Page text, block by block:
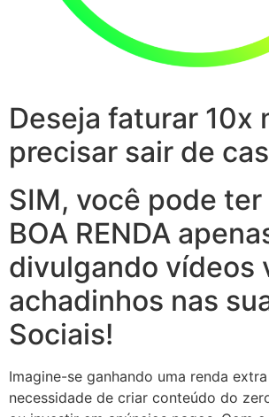
Deseja faturar 10x
precisar sair de
SIM, você pode ter
BOA RENDA
divulgando vídeos
achadinhos nas
Sociais!
Imagine-se ganhando uma renda
necessidade de criar conteúdo do